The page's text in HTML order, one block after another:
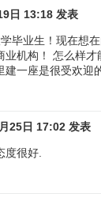
职责。在很多沃
第一条。这
些员工感慨地说
地了解顾客的
日 13:18 发表
毕业生！现在想
业机构！ 怎么样
一座是很受欢迎
25日 17:02 发表
度很好.